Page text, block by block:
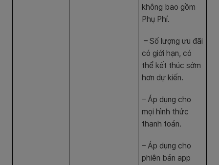
không bao gồm
Phụ Phí.
– Số lượng ưu đãi
có giới hạn, có
thể kết thúc sớm
hơn dự kiến.
– Áp dụng cho
mọi hình thức
thanh toán.
– Áp dụng cho
phiên bản app